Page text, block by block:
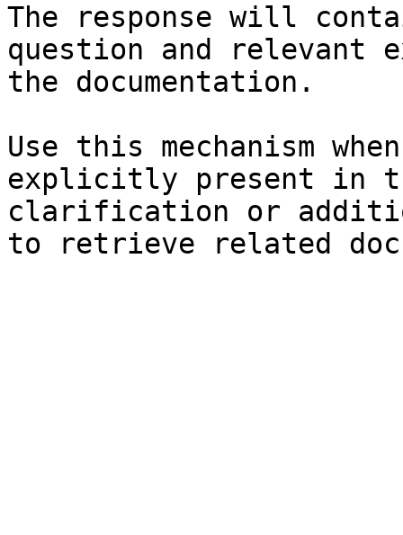
The response will
question and relevant
the documentation.
Use this mechanism
explicitly present in
clarification or